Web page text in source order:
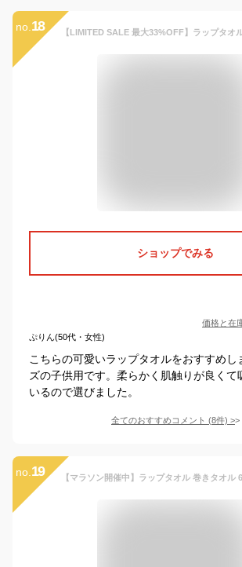
no. 18
ショップでみる
価格と在
ぷりん(50代・女性)
こちらの可愛いラップタオルをおすすめし
ズの子供用です。柔らかく肌触りが良くて
いるので選びました。
全てのおすすめコメント (8件) >
no. 19